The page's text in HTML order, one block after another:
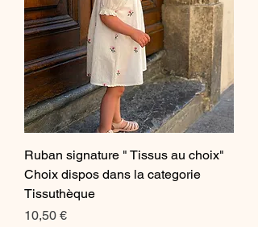
Ruban signature " Tissus au choix"
Choix dispos dans la categorie
Tissuthèque
Prix
10,50 €